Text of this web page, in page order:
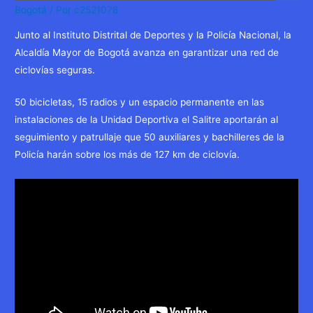
Bogotá / Por c2521078
Junto al Instituto Distrital de Deportes y la Policía Nacional, la
Alcaldía Mayor de Bogotá avanza en garantizar una red de
ciclovías seguras.
50 bicicletas, 15 radios y un espacio permanente en las
instalaciones de la Unidad Deportiva el Salitre aportarán al
seguimiento y patrullaje que 50 auxiliares y bachilleres de la
Policía harán sobre los más de 127 km de ciclovía.